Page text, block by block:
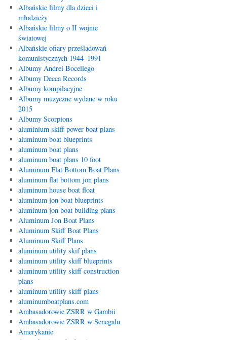
Albańskie filmy dla dzieci i
młodzieży
Albańskie filmy o II wojnie
światowej
Albańskie ofiary prześladowań
komunistycznych 1944–1991
Albumy Andrei Bocellego
Albumy Decca Records
Albumy kompilacyjne
Albumy muzyczne wydane w roku
2015
Albumy Scorpions
aluminium skiff power boat plans
aluminum boat blueprints
aluminum boat plans
aluminum boat plans 10 foot
Aluminum Flat Bottom Boat Plans
aluminum flat bottom jon plans
aluminum house boat float
aluminum jon boat blueprints
aluminum jon boat building plans
Aluminum Jon Boat Plans
Aluminum Skiff Boat Plans
Aluminum Skiff Plans
aluminum utility skif plans
aluminum utility skiff blueprints
aluminum utility skiff construction
plans
aluminum utility skiff plans
aluminumboatplans.com
Ambasadorowie ZSRR w Gambii
Ambasadorowie ZSRR w Senegalu
Amerykanie